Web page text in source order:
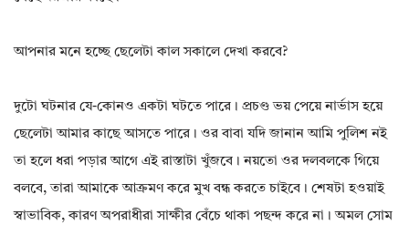
আপনার মনে হচ্ছে ছেলেটা কাল সকালে দেখা করবে?
দুটো ঘটনার যে-কোনও একটা ঘটতে পারে। প্রচণ্ড ভয় পেয়ে নার্ভাস হয়ে
ছেলেটা আমার কাছে আসতে পারে। ওর বাবা যদি জানান আমি পুলিশ নই
তা হলে ধরা পড়ার আগে এই রাস্তাটা খুঁজবে। নয়তো ওর দলবলকে গিয়ে
বলবে, তারা আমাকে আক্রমণ করে মুখ বন্ধ করতে চাইবে। শেষটা হওয়াই
স্বাভাবিক, কারণ অপরাধীরা সাক্ষীর বেঁচে থাকা পছন্দ করে না। অমল সোম